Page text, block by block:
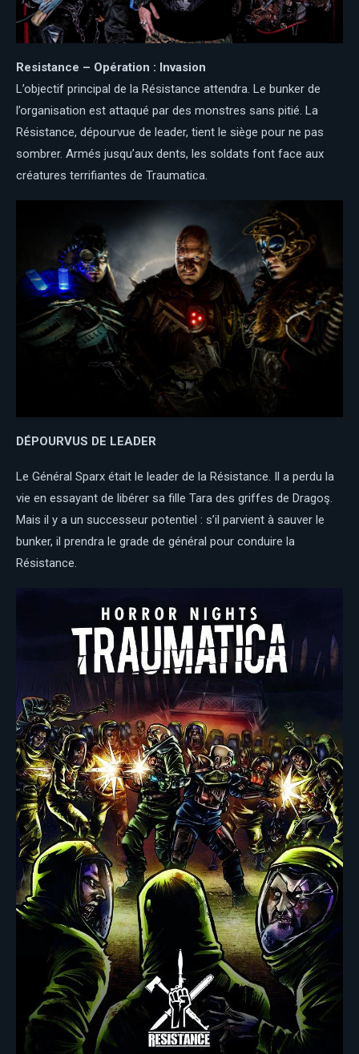
Resistance – Opération : Invasion
L’objectif principal de la Résistance attendra. Le bunker de
l’organisation est attaqué par des monstres sans pitié. La
Résistance, dépourvue de leader, tient le siège pour ne pas
sombrer. Armés jusqu’aux dents, les soldats font face aux
créatures terrifiantes de Traumatica.
DÉPOURVUS DE LEADER
Le Général Sparx était le leader de la Résistance. Il a perdu la
vie en essayant de libérer sa fille Tara des griffes de Dragoş.
Mais il y a un successeur potentiel : s’il parvient à sauver le
bunker, il prendra le grade de général pour conduire la
Résistance.